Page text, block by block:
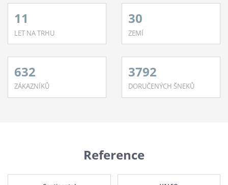
11
LET NA TRHU
30
ZEMÍ
632
ZÁKAZNÍKŮ
3792
DORUČENÝCH ŠNEKŮ
Reference